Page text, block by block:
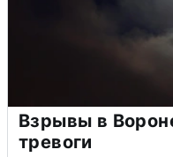
Взрывы в
тревоги